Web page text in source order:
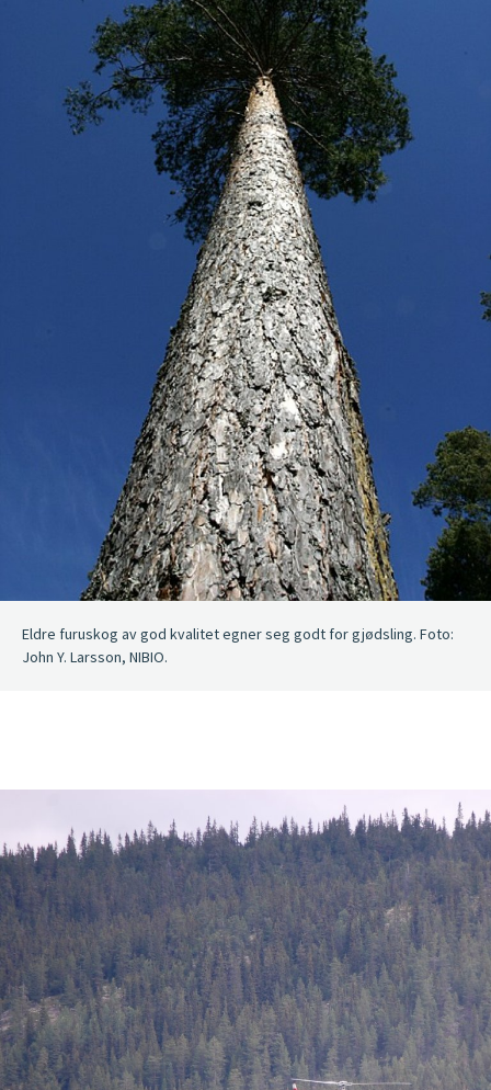
Eldre furuskog av god kvalitet egner seg godt for gjødsling. Foto:
John Y. Larsson, NIBIO.